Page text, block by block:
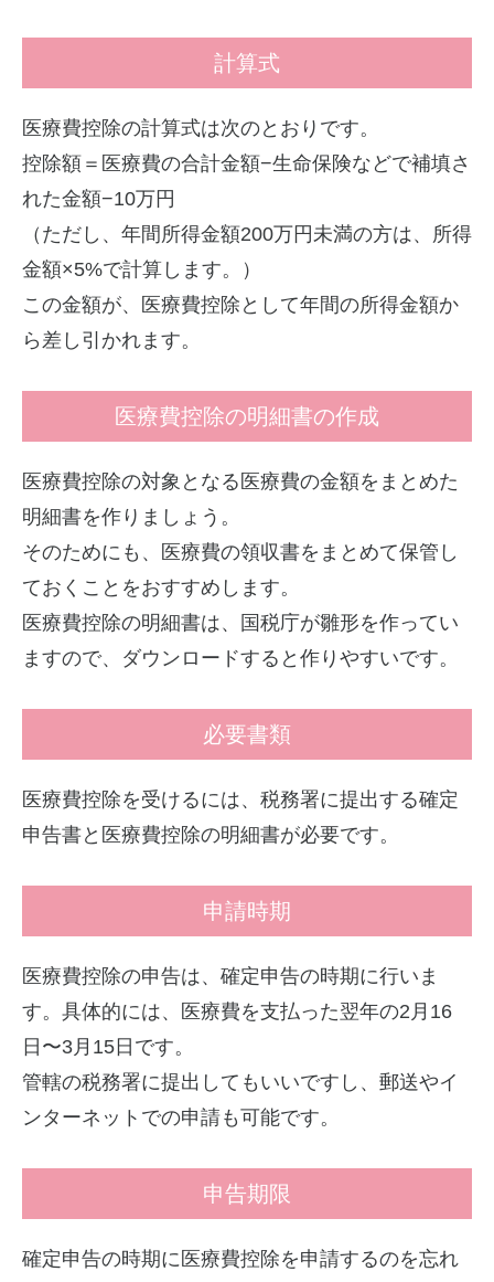
計算式
医療費控除の計算式は次のとおりです。
控除額＝医療費の合計金額−生命保険などで補填さ
れた金額−10万円
（ただし、年間所得金額200万円未満の方は、所得
金額×5%で計算します。）
この金額が、医療費控除として年間の所得金額か
ら差し引かれます。
医療費控除の明細書の作成
医療費控除の対象となる医療費の金額をまとめた
明細書を作りましょう。
そのためにも、医療費の領収書をまとめて保管し
ておくことをおすすめします。
医療費控除の明細書は、国税庁が雛形を作ってい
ますので、ダウンロードすると作りやすいです。
必要書類
医療費控除を受けるには、税務署に提出する確定
申告書と医療費控除の明細書が必要です。
申請時期
医療費控除の申告は、確定申告の時期に行いま
す。具体的には、医療費を支払った翌年の2月16
日〜3月15日です。
管轄の税務署に提出してもいいですし、郵送やイ
ンターネットでの申請も可能です。
申告期限
確定申告の時期に医療費控除を申請するのを忘れ